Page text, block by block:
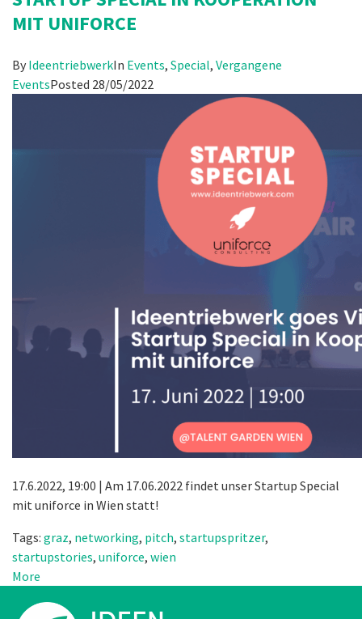
MIT UNIFORCE
By IdeentriebwerkIn Events, Special, Vergangene
EventsPosted 28/05/2022
17.6.2022, 19:00 | Am 17.06.2022 findet unser Startup Special
mit uniforce in Wien statt!
Tags: graz, networking, pitch, startupspritzer,
startupstories, uniforce, wien
More